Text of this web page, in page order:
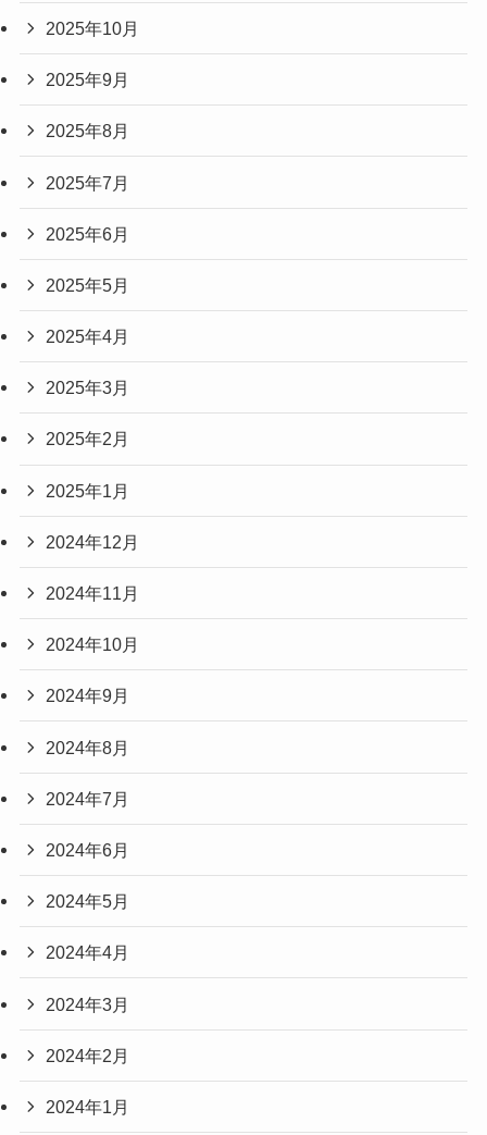
2025年10月
2025年9月
2025年8月
2025年7月
2025年6月
2025年5月
2025年4月
2025年3月
2025年2月
2025年1月
2024年12月
2024年11月
2024年10月
2024年9月
2024年8月
2024年7月
2024年6月
2024年5月
2024年4月
2024年3月
2024年2月
2024年1月